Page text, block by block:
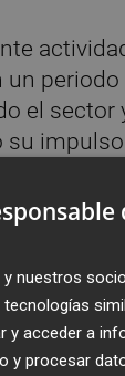
un
el sector
su
al
"es
de
nuestros
y acceder a
y procesar